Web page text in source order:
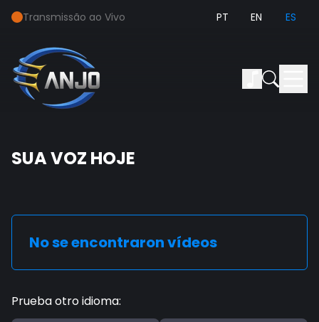
Transmissão ao Vivo PT EN ES
SUA VOZ HOJE
No se encontraron vídeos
Prueba otro idioma: